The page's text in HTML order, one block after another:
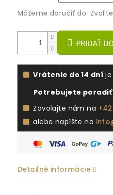
Môžeme doručiť do:
PRIDAŤ
Vrátenie do 14 dní
Potrebujete
Zavolajte nám na
alebo napíšte na
Detailné informácie